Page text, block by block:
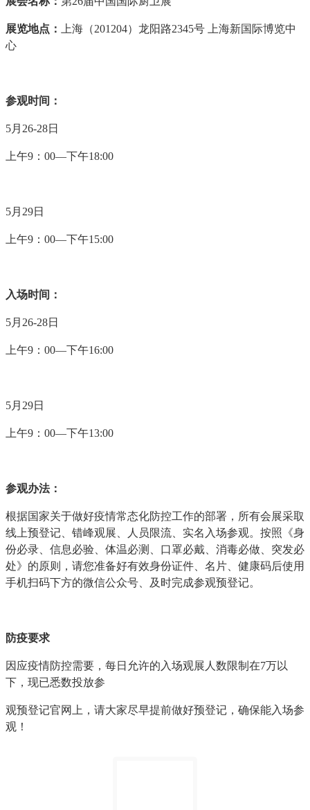
展览地点：
上海（201204）龙阳路2345号 上海新国际博览中
心
参观时间：
5月26-28日
上午9：00—下午18:00
5月29日
上午9：00—下午15:00
入场时间：
5月26-28日
上午9：00—下午16:00
5月29日
上午9：00—下午13:00
参观办法：
根据国家关于做好疫情常态化防控工作的部署，所有会展采取
线上预登记、错峰观展、人员限流、实名入场参观。按照《身
份必录、信息必验、体温必测、口罩必戴、消毒必做、突发必
处》的原则，请您准备好有效身份证件、名片、健康码后使用
手机扫码下方的微信公众号、及时完成参观预登记。
防疫要求
因应疫情防控需要，每日允许的入场观展人数限制在7万以
下，现已悉数投放参
观预登记官网上，请大家尽早提前做好预登记，确保能入场参
观！